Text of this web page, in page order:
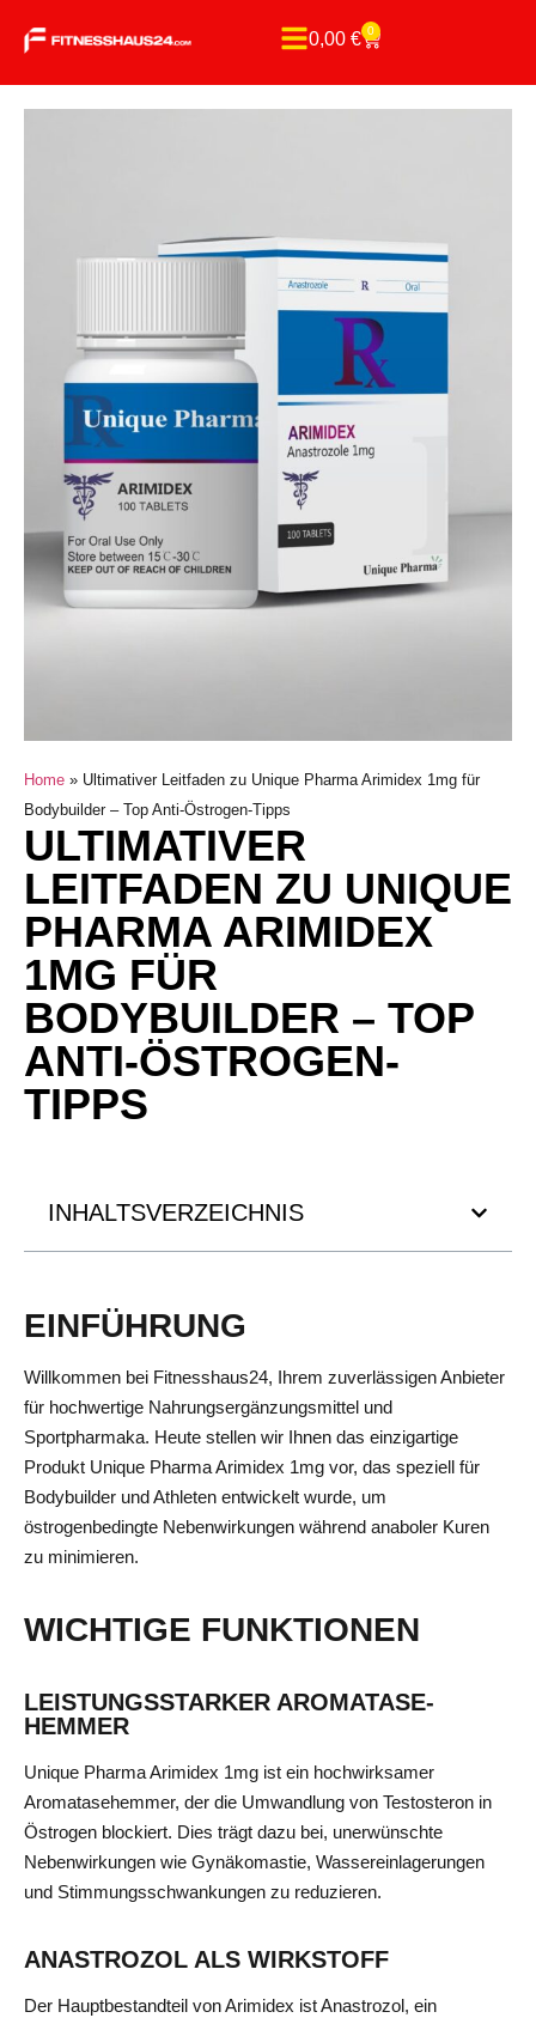
0,00 € 0
Home » Ultimativer Leitfaden zu Unique Pharma Arimidex 1mg für
Bodybuilder – Top Anti-Östrogen-Tipps
ULTIMATIVER
LEITFADEN ZU UNIQUE
PHARMA ARIMIDEX
1MG FÜR
BODYBUILDER – TOP
ANTI-ÖSTROGEN-
TIPPS
INHALTSVERZEICHNIS
EINFÜHRUNG
Willkommen bei Fitnesshaus24, Ihrem zuverlässigen Anbieter
für hochwertige Nahrungsergänzungsmittel und
Sportpharmaka. Heute stellen wir Ihnen das einzigartige
Produkt Unique Pharma Arimidex 1mg vor, das speziell für
Bodybuilder und Athleten entwickelt wurde, um
östrogenbedingte Nebenwirkungen während anaboler Kuren
zu minimieren.
WICHTIGE FUNKTIONEN
LEISTUNGSSTARKER AROMATASE-
HEMMER
Unique Pharma Arimidex 1mg ist ein hochwirksamer
Aromatasehemmer, der die Umwandlung von Testosteron in
Östrogen blockiert. Dies trägt dazu bei, unerwünschte
Nebenwirkungen wie Gynäkomastie, Wassereinlagerungen
und Stimmungsschwankungen zu reduzieren.
ANASTROZOL ALS WIRKSTOFF
Der Hauptbestandteil von Arimidex ist Anastrozol, ein